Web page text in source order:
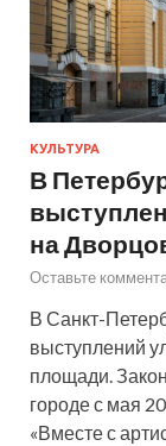
КУЛЬТУРА
В
на
Оставьте
В Санкт-
выступлений
площади.
городе с мая
«Вместе с